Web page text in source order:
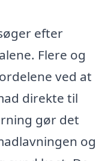
efter
Flere og
ved at
direkte til
gør det
og